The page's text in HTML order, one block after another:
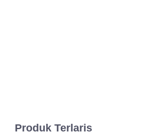
Produk Terlaris